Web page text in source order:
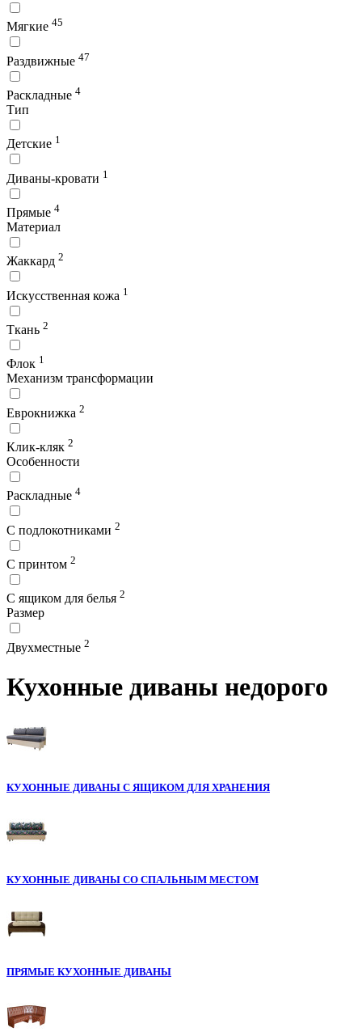
Мягкие 45
Раздвижные 47
Раскладные 4
Тип
Детские 1
Диваны-кровати 1
Прямые 4
Материал
Жаккард 2
Искусственная кожа 1
Ткань 2
Флок 1
Механизм трансформации
Еврокнижка 2
Клик-кляк 2
Особенности
Раскладные 4
С подлокотниками 2
С принтом 2
С ящиком для белья 2
Размер
Двухместные 2
Кухонные диваны недорого
КУХОННЫЕ ДИВАНЫ С ЯЩИКОМ ДЛЯ ХРАНЕНИЯ
КУХОННЫЕ ДИВАНЫ СО СПАЛЬНЫМ МЕСТОМ
ПРЯМЫЕ КУХОННЫЕ ДИВАНЫ